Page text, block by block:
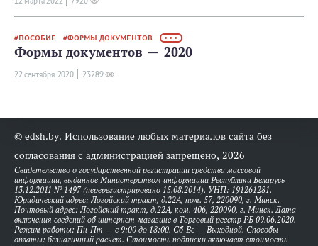
ПОСОБИЕ ФОРМЫ ДОКУМЕНТОВ • • •
Формы документов — 2020
22 сентября 2020 23289
© edsh.by. Использование любых материалов сайта без
согласования с администрацией запрещено, 2026
Свидетельство о государственной регистрации средства массовой
информации, выданное Министерством информации Республики Беларусь
13.12.2011 № 1497 (перерегистрировано 15.08.2014). УНП: 191261281.
Юридический адрес: Логойский тракт, д.22А, пом. 57, 220090, г. Минск.
Почтовый адрес: Логойский тракт, д.22А, ком. 406, 220090, г. Минск. Дата
включения сведений об интернет-магазине в Торговый реестр РБ 09.06.2020.
Режим работы: Пн-Пт — с 9:00 до 18:00. Сб-Вс — Выходной. Способы
оплаты: безналичный расчет. Стоимость подписки включает стоимость